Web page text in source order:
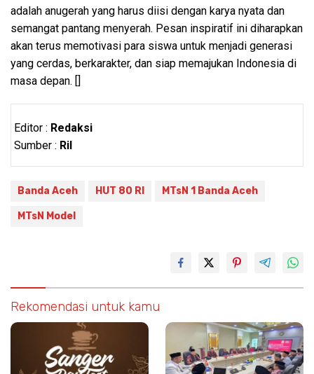
adalah anugerah yang harus diisi dengan karya nyata dan
semangat pantang menyerah. Pesan inspiratif ini diharapkan
akan terus memotivasi para siswa untuk menjadi generasi
yang cerdas, berkarakter, dan siap memajukan Indonesia di
masa depan. []
Editor : Redaksi
Sumber : Ril
Banda Aceh HUT 80 RI MTsN 1 Banda Aceh
MTsN Model
Rekomendasi untuk kamu